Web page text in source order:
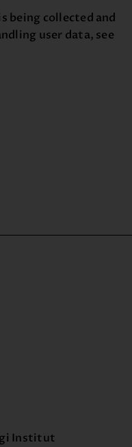
being collected and
user data, see
Institut